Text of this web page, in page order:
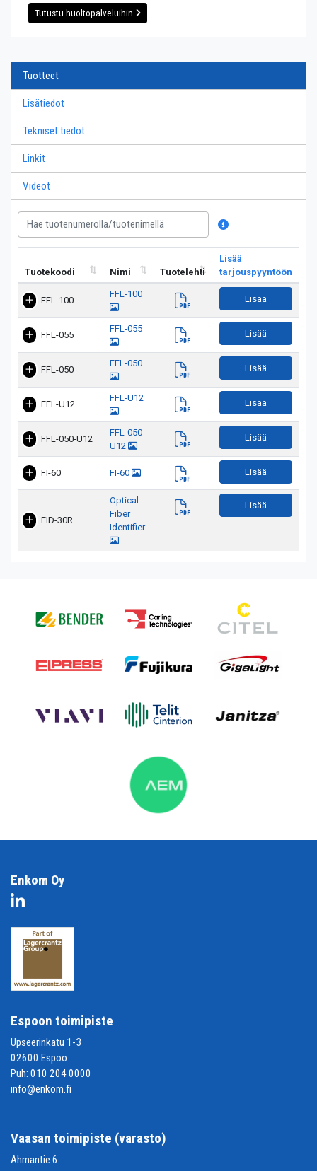
Tutustu huoltopalveluihin
Tuotteet
Lisätiedot
Tekniset tiedot
Linkit
Videot
Tuotekoodi Nimi Tuotelehti
Lisää
tarjouspyyntöön
FFL-100
FFL-100 Lisää
FFL-055
FFL-055 Lisää
FFL-050
FFL-050 Lisää
FFL-U12
FFL-U12 Lisää
FFL-050-U12
FFL-050-
U12
Lisää
FI-60 FI-60 Lisää
FID-30R
Optical
Fiber
Identifier
Lisää
Enkom Oy
Espoon toimipiste
Upseerinkatu 1-3
02600 Espoo
Puh: 010 204 0000
info@enkom.fi
Vaasan toimipiste (varasto)
Ahmantie 6